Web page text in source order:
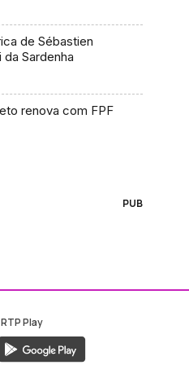
de Sébastien
da Sardenha
renova com FPF
PUB
RTP Play